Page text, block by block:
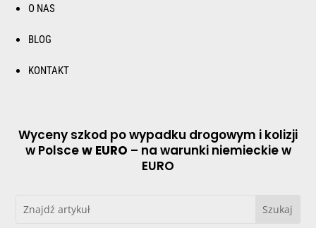
O NAS
BLOG
KONTAKT
Wyceny szkod po wypadku drogowym i kolizji
w Polscew EURO – na warunki niemieckie w
EURO